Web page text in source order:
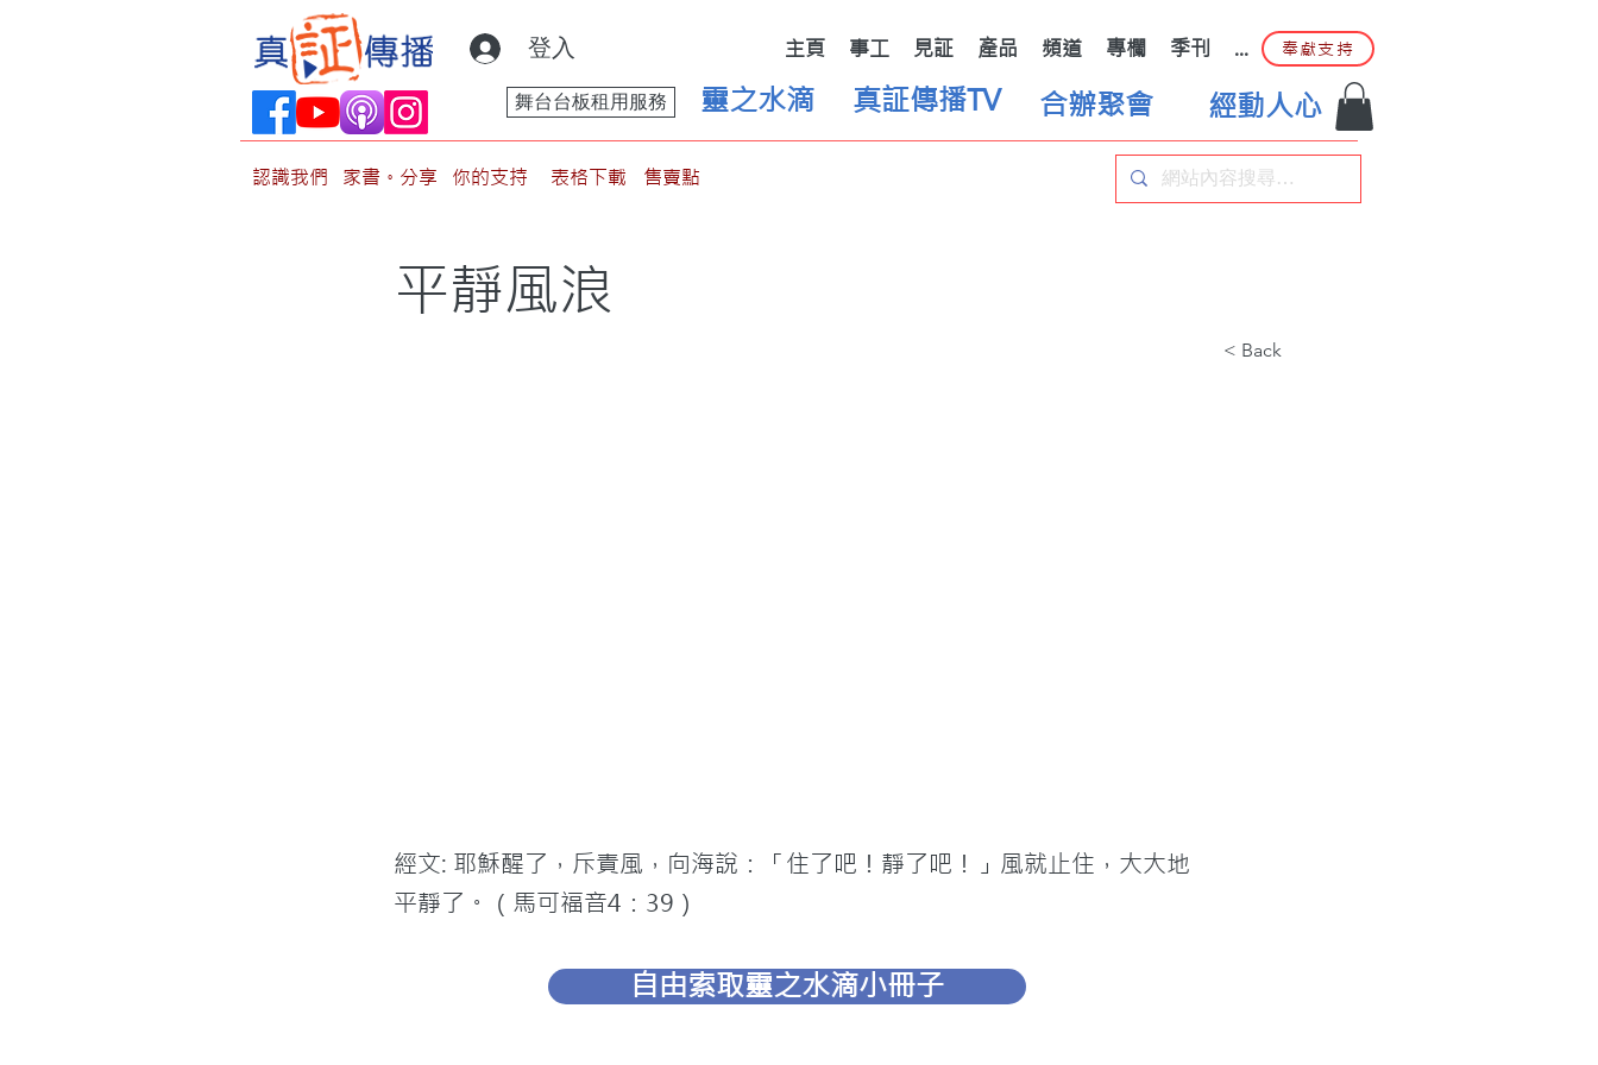
登入 主頁 事工 見証 產品 頻道 專欄 季刊 ... 奉獻支持
靈之水滴
舞台台板租用服務 真証傳播TV 合辦聚會 經動人心
認識我們 家書。分享 你的支持 表格下載 售賣點
平靜風浪
< Back
經文: 耶穌醒了，斥責風，向海說：「住了吧！靜了吧！」風就止住，大大地
平靜了。（馬可福音4：39）
自由索取靈之水滴小冊子